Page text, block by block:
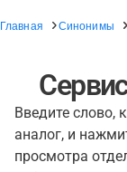
Главная Синонимы
Введите слово,
аналог, и
просмотра